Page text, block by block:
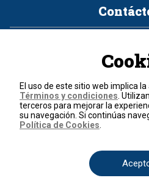
Política de
Términos y
© 2026, RCN
Todos los derechos
El uso de este sitio web implica
Términos y condiciones .
terceros para mejorar la
su navegación. Si continúas
Política de Cookies